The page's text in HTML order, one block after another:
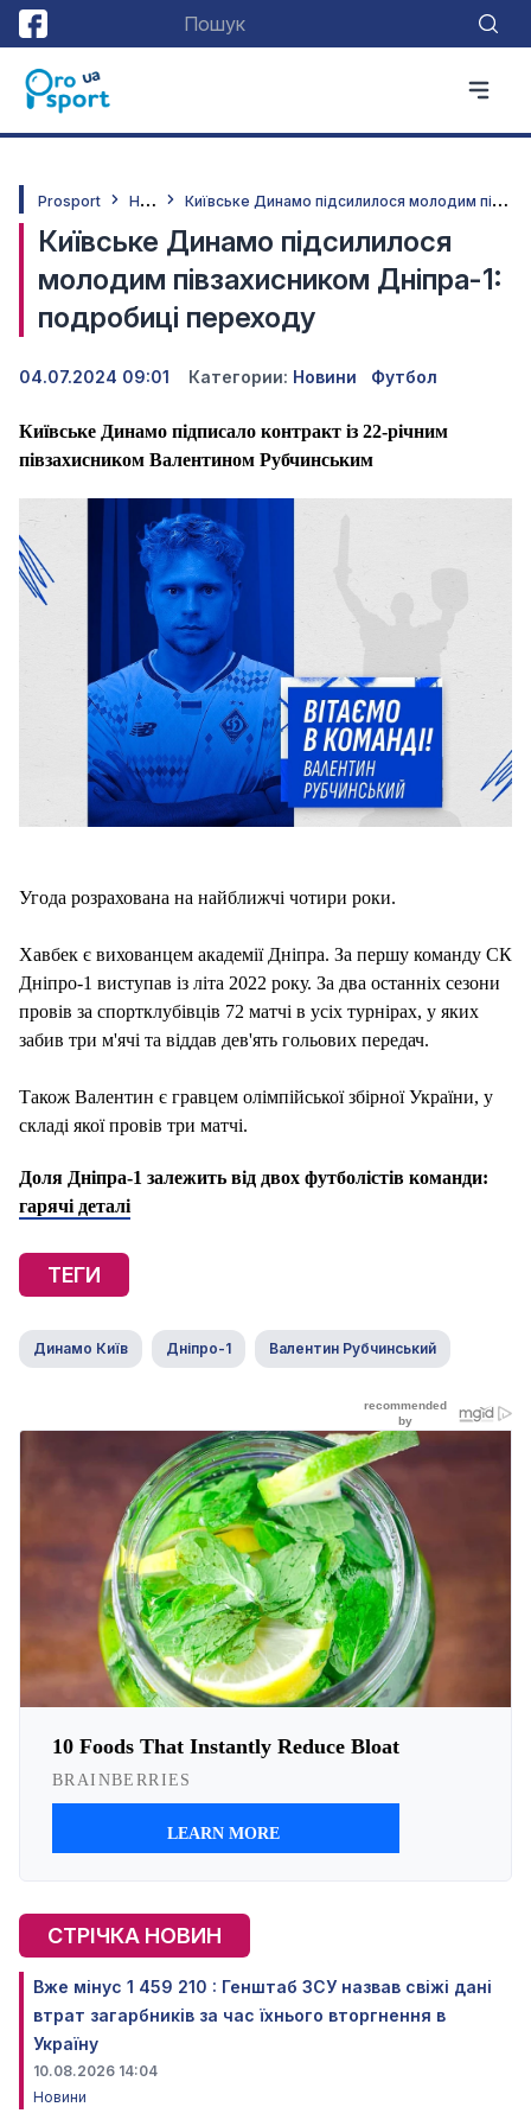
Prosport Н
овини К
иївське Динамо підсилилося молодим півзахисником Дніпра-1: подробиці переходу
Київське Динамо підсилилося
молодим півзахисником Дніпра-1:
подробиці переходу
04.07.2024 09:01 Категории: Новини Футбол
Київське Динамо підписало контракт із 22-річним
півзахисником Валентином Рубчинським
Угода розрахована на найближчі чотири роки.
Хавбек є вихованцем академії Дніпра. За першу команду СК
Дніпро-1 виступав із літа 2022 року. За два останніх сезони
провів за спортклубівців 72 матчі в усіх турнірах, у яких
забив три м'ячі та віддав дев'ять гольових передач.
Також Валентин є гравцем олімпійської збірної України, у
складі якої провів три матчі.
Доля Дніпра-1 залежить від двох футболістів команди:
гарячі деталі
ТЕГИ
Динамо Київ Дніпро-1 Валентин Рубчинський
СТРІЧКА НОВИН
Вже мінус 1 459 210 : Генштаб ЗСУ назвав свіжі дані
втрат загарбників за час їхнього вторгнення в
Україну
10.08.2026 14:04
Новини